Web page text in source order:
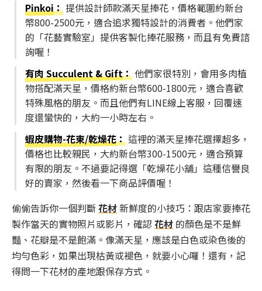
Pinkoi： 提供設計師款滿天星捧花，價格範圍約新台
幣800-2500元，適合追求獨特設計的消費者。他們家
的「花藝實驗室」提供客製化捧花服務，而且有免費諮
詢喔！
有肉 Succulent & Gift：他們家很特別，會用多肉植
物搭配滿天星，價格約新台幣600-1800元，適合喜歡
特殊風格的朋友。而且他們有LINE線上客服，回覆速
度還蠻快的，大約一小時左右。
蝦皮購物-花束/乾燥花： 這裡的滿天星捧花選擇超多，
價格也比較親民，大約新台幣300-1500元，適合預算
有限的朋友。不過要記得選「乾燥花小舖」這種信譽良
好的賣家，然後看一下商品評價喔！
偷偷告訴你一個判斷花材新鮮度的小技巧：跟店家要捧花
製作當天的實物照片或影片，確認花材 的顏色是不是鮮
豔、花瓣是不是飽滿。像滿天星，應該是白色或染色後的
均勻色彩，如果出現枯黃或褪色，就要小心囉！還有，記
得問一下花材的產地跟保存方式。